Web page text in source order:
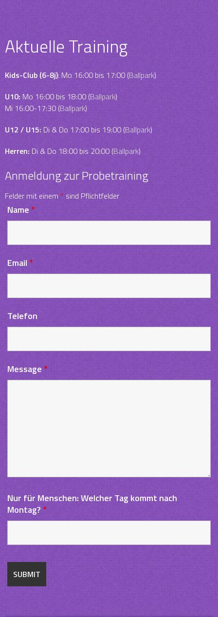
Aktuelle Training
Kids-Club (6-8j): Mo 16:00 bis 17:00 (Ballpark)
U10:Mo 16:00 bis 18:00 (Ballpark)
Mi 16:00-17:30 (Ballpark)
U12 / U15: Di & Do 17:00 bis 19:00 (Ballpark)
Herren:Di & Do 18:00 bis 20:00 (Ballpark)
Anmeldung zur Probetraining
Felder mit einem *sind Pflichtfelder
Name*
Email*
Telefon
Message*
Nur für Menschen: Welcher Tag kommt nach
Montag? *